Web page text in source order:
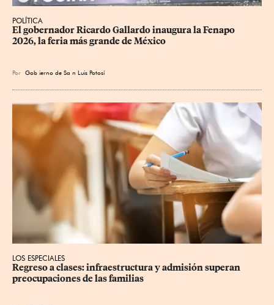
POLÍTICA
​El gobernador Ricardo Gallardo inaugura la Fenapo
2026, la feria más grande de México
Por Gob ierno de Sa n Luis Potosí
LOS ESPECIALES
Regreso a clases: infraestructura y admisión superan
preocupaciones de las familias